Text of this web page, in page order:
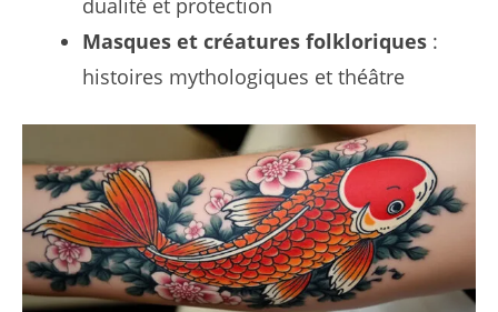
dualité et protection
Masques et créatures folkloriques :
histoires mythologiques et théâtre